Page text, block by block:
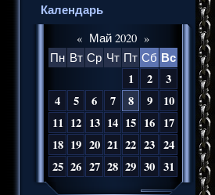
Календарь
« Май 2020 »
Пн Вт Ср Чт Пт Сб Вс
1
2
3
4
5 6 7 8 9
10
11 12 13 14 15 16 17
18 19 20 21 22 23 24
25 26 27 28 29 30 31